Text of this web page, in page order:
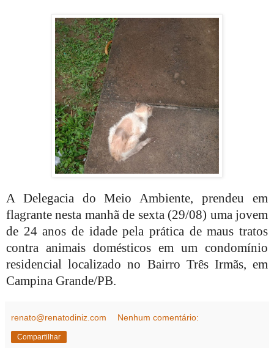
A Delegacia do Meio Ambiente, prendeu em
flagrante nesta manhã de sexta (29/08) uma jovem
de 24 anos de idade pela prática de maus tratos
contra animais domésticos em um condomínio
residencial localizado no Bairro Três Irmãs, em
Campina Grande/PB.
renato@renatodiniz.com Nenhum comentário:
Compartilhar